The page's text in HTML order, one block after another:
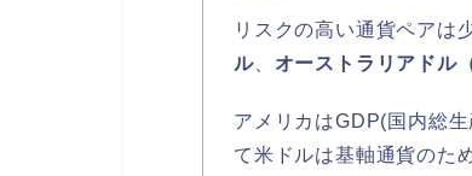
リスクの高い通貨ペアは
ル、 オーストラリアドル
アメリカはGDP(国内総
て米ドルは基軸通貨のた